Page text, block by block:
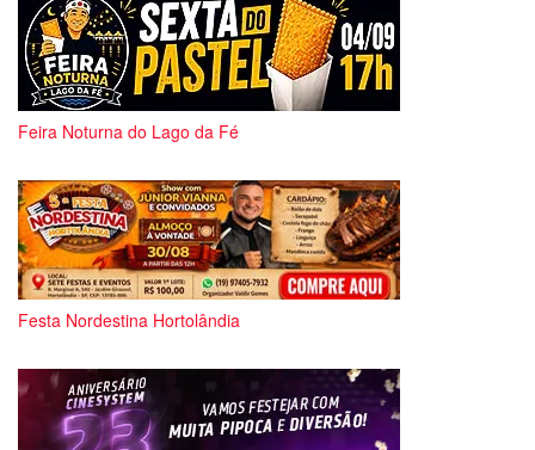
Feira Noturna do Lago da Fé
Festa Nordestina Hortolândia